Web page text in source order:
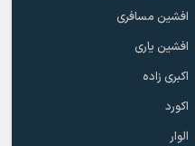
افشین مسافری
افشین یاری
اکبری زاده
اکورد
الوار